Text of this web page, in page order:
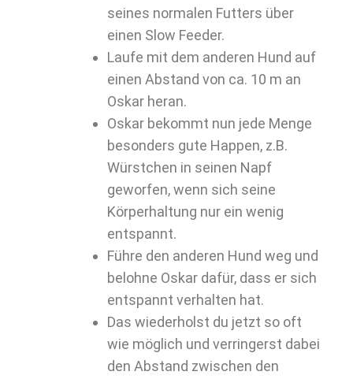
seines normalen Futters über
einen Slow Feeder.
Laufe mit dem anderen Hund auf
einen Abstand von ca. 10 m an
Oskar heran.
Oskar bekommt nun jede Menge
besonders gute Happen, z.B.
Würstchen in seinen Napf
geworfen, wenn sich seine
Körperhaltung nur ein wenig
entspannt.
Führe den anderen Hund weg und
belohne Oskar dafür, dass er sich
entspannt verhalten hat.
Das wiederholst du jetzt so oft
wie möglich und verringerst dabei
den Abstand zwischen den